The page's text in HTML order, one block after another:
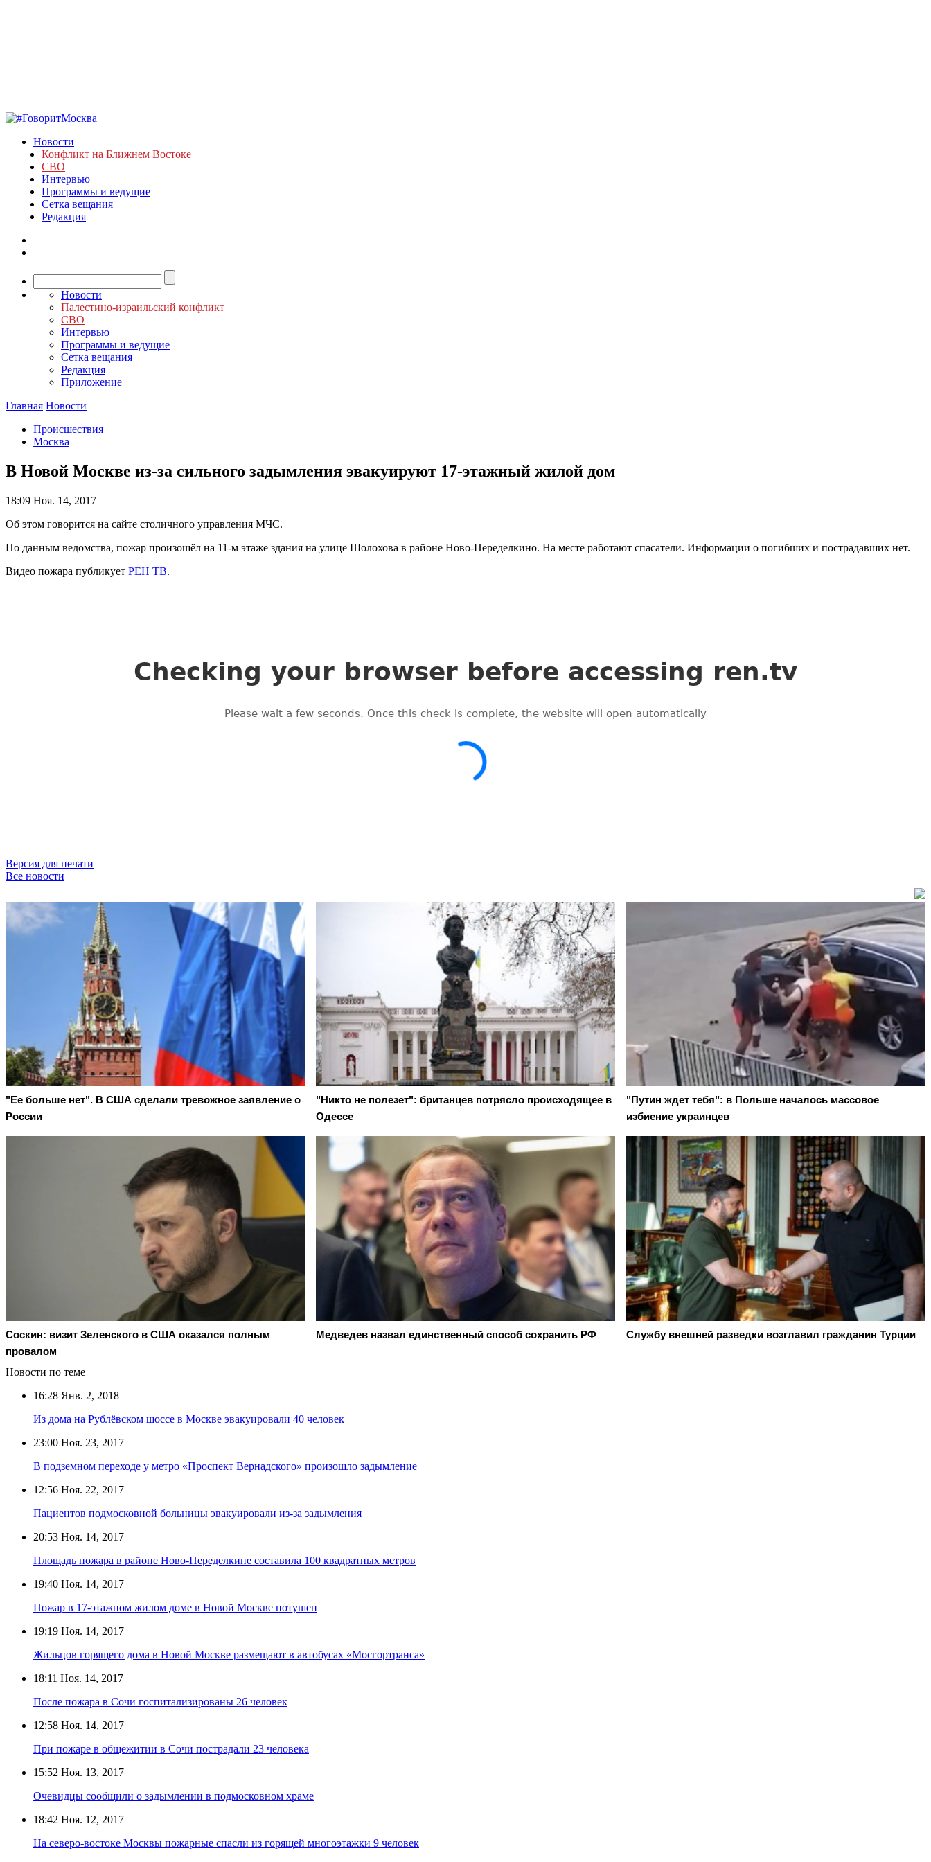
Новости
Конфликт на Ближнем Востоке
СВО
Интервью
Программы и ведущие
Сетка вещания
Редакция
Новости
Палестино-израильский конфликт
СВО
Интервью
Программы и ведущие
Сетка вещания
Редакция
Приложение
Главная Новости
Происшествия
Москва
В Новой Москве из-за сильного задымления эвакуируют 17-этажный жилой дом
18:09 Ноя. 14, 2017
Об этом говорится на сайте столичного управления МЧС.
По данным ведомства, пожар произошёл на 11-м этаже здания на улице Шолохова в районе Ново-Переделкино. На месте работают спасатели. Информации о погибших и пострадавших нет.
Видео пожара публикует РЕН ТВ.
Версия для печати
Все новости
"Ее больше нет". В США сделали тревожное заявление о
России
"Никто не полезет": британцев потрясло происходящее в
Одессе
"Путин ждет тебя": в Польше началось массовое
избиение украинцев
Соскин: визит Зеленского в США оказался полным
провалом
Медведев назвал единственный способ сохранить РФ Службу внешней разведки возглавил гражданин Турции
Новости по теме
16:28 Янв. 2, 2018
Из дома на Рублёвском шоссе в Москве эвакуировали 40 человек
23:00 Ноя. 23, 2017
В подземном переходе у метро «Проспект Вернадского» произошло задымление
12:56 Ноя. 22, 2017
Пациентов подмосковной больницы эвакуировали из-за задымления
20:53 Ноя. 14, 2017
Площадь пожара в районе Ново-Переделкине составила 100 квадратных метров
19:40 Ноя. 14, 2017
Пожар в 17-этажном жилом доме в Новой Москве потушен
19:19 Ноя. 14, 2017
Жильцов горящего дома в Новой Москве размещают в автобусах «Мосгортранса»
18:11 Ноя. 14, 2017
После пожара в Сочи госпитализированы 26 человек
12:58 Ноя. 14, 2017
При пожаре в общежитии в Сочи пострадали 23 человека
15:52 Ноя. 13, 2017
Очевидцы сообщили о задымлении в подмосковном храме
18:42 Ноя. 12, 2017
На северо-востоке Москвы пожарные спасли из горящей многоэтажки 9 человек